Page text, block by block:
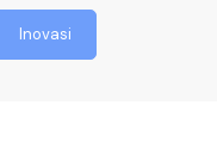
Inovasi